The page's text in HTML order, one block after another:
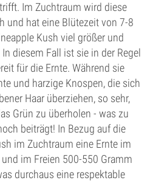
Im Zuchtraum wird diese
und hat eine Blütezeit von 7-8
Kush viel größer und
diesem Fall ist sie in der Regel
für die Ernte. Während sie
und harzige Knospen, die sich
Haar überziehen, so sehr,
Grün zu überholen - was zu
beiträgt! In Bezug auf die
im Zuchtraum eine Ernte im
im Freien 500-550 Gramm
durchaus eine respektable